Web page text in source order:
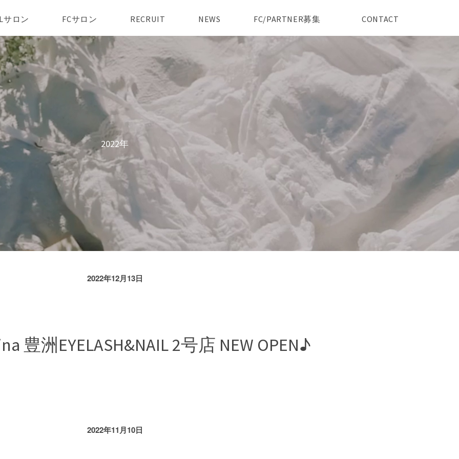
2022年
2022年12月13日
豊洲EYELASH&NAIL 2号店 NEW OPEN♪
2022年11月10日
サロン FCサロン RECRUIT NEWS FC/PARTNER募集 CONTACT